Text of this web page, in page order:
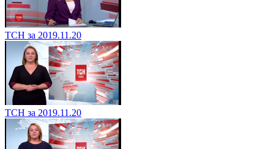
ТСН за 2019.11.20
ТСН за 2019.11.20